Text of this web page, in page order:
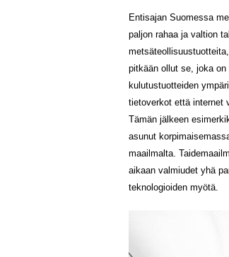
Entisajan Suomessa
paljon rahaa ja valtion
pitkään ollut se, joka
kulutustuotteiden
tietoverkot että internet
Tämän jälkeen
asunut
maailmalta.
aikaan valmiudet yhä
teknologioiden myötä.